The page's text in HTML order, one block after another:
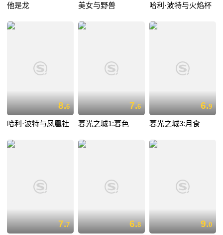
他是龙 美女与野兽 哈利·波特与火焰杯
8.6
哈利·波特与凤凰社
7.6
暮光之城1:暮色
6.9
暮光之城3:月食
7.7 6.8 9.0